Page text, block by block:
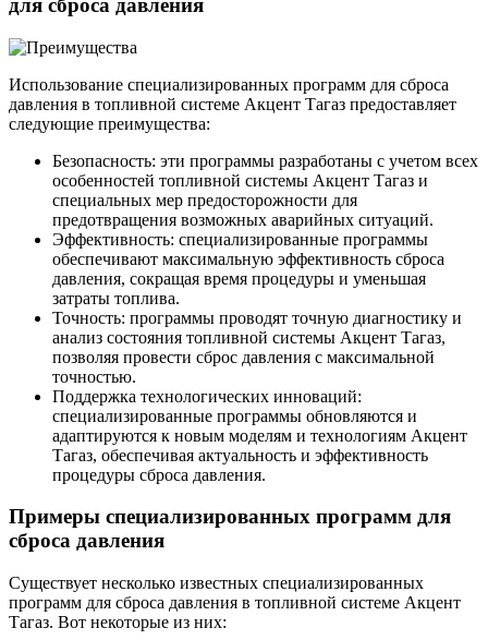
для сброса давления
Использование специализированных программ для сброса
давления в топливной системе Акцент Тагаз предоставляет
следующие преимущества:
Безопасность: эти программы разработаны с учетом всех
особенностей топливной системы Акцент Тагаз и
специальных мер предосторожности для
предотвращения возможных аварийных ситуаций.
Эффективность: специализированные программы
обеспечивают максимальную эффективность сброса
давления, сокращая время процедуры и уменьшая
затраты топлива.
Точность: программы проводят точную диагностику и
анализ состояния топливной системы Акцент Тагаз,
позволяя провести сброс давления с максимальной
точностью.
Поддержка технологических инноваций:
специализированные программы обновляются и
адаптируются к новым моделям и технологиям Акцент
Тагаз, обеспечивая актуальность и эффективность
процедуры сброса давления.
Примеры специализированных программ для
сброса давления
Существует несколько известных специализированных
программ для сброса давления в топливной системе Акцент
Тагаз. Вот некоторые из них: